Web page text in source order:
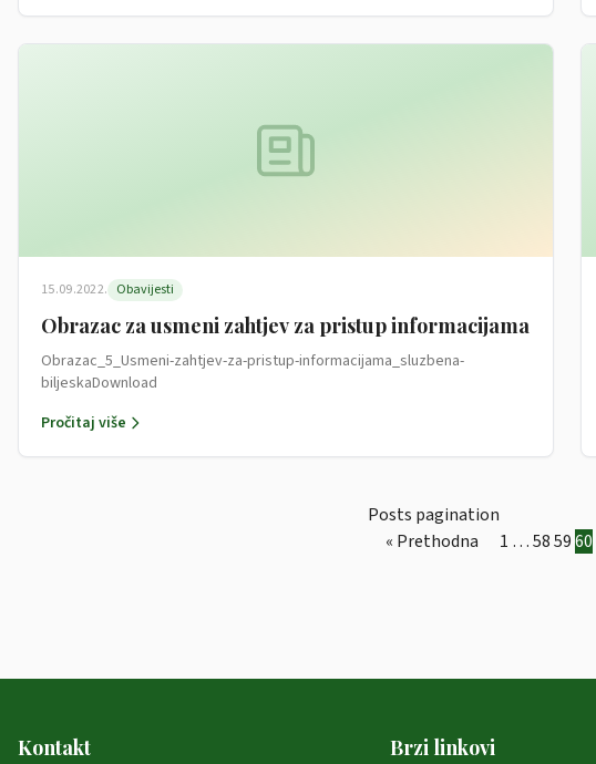
15.09.2022. Obavijesti
Obrazac za usmeni zahtjev za pristup informacijama
Obrazac_5_Usmeni-zahtjev-za-pristup-informacijama_sluzbena-
biljeskaDownload
Pročitaj više
Posts pagination
« Prethodna
1 …585960
Kontakt Brzi linkovi